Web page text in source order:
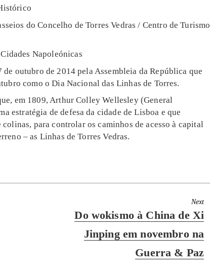
do Concelho de Torres Vedras / Centro de Turismo
Napoleónicas
outubro de 2014 pela Assembleia da República que
como o Dia Nacional das Linhas de Torres.
em 1809, Arthur Colley Wellesley (General
estratégia de defesa da cidade de Lisboa e que
para controlar os caminhos de acesso à capital
– as Linhas de Torres Vedras.
Next
Next
Do wokismo à China de Xi
Jinping em novembro na
Guerra & Paz